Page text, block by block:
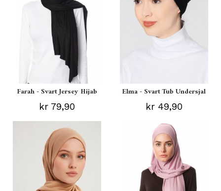
Farah - Svart Jersey Hijab
kr 79,90
Elma - Svart Tub Undersjal
kr 49,90